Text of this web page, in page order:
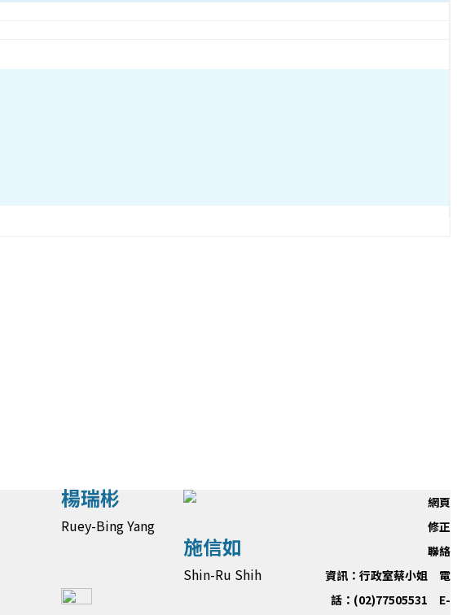
楊瑞彬
Ruey-Bing Yang
施信如
Shin-Ru Shih
網頁
修正
聯絡
資訊：行政室蔡小姐 電
話：(02)77505531 E-